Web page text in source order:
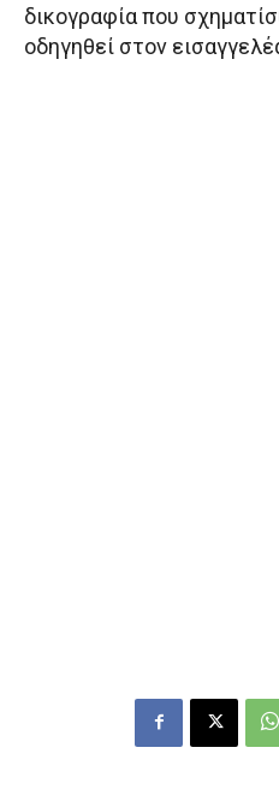
δικογραφία που
οδηγηθεί στον